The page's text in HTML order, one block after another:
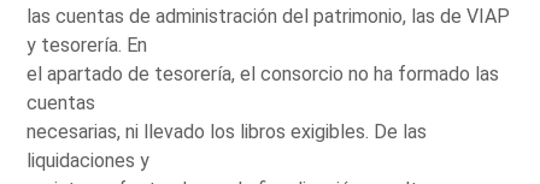
las cuentas de administración del patrimonio, las de VIAP
y tesorería. En
el apartado de tesorería, el consorcio no ha formado las
cuentas
necesarias, ni llevado los libros exigibles. De las
liquidaciones y